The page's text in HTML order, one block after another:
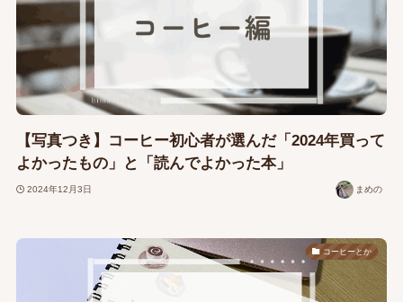
【写真つき】コーヒー初心者が選んだ「2024年買って
よかったもの」と「読んでよかった本」
2024年12月3日 まめの
コーヒーとか